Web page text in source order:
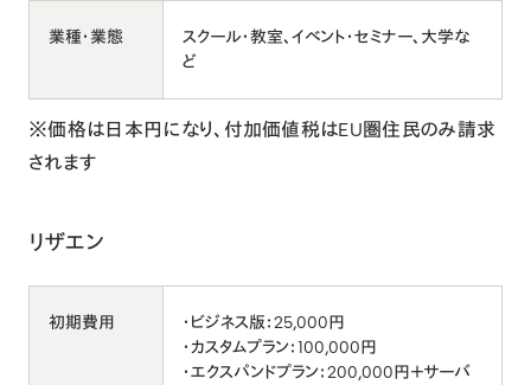
業種・業態
スクール・教室、イベント・セミナー、大学な
ど
※価格は日本円になり、付加価値税はEU圏住民のみ請求
されます
リザエン
初期費用
・ビジネス版：25,000円
・カスタムプラン：100,000円
・エクスパンドプラン：200,000円＋サーバ